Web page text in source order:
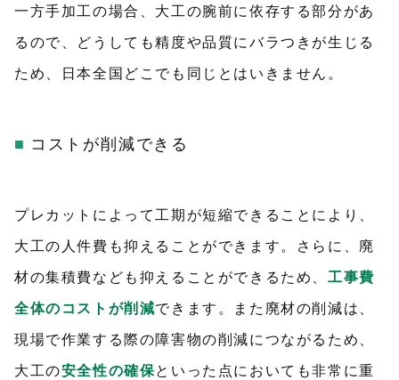
一方手加工の場合、大工の腕前に依存する部分があ
るので、どうしても精度や品質にバラつきが生じる
ため、日本全国どこでも同じとはいきません。
コストが削減できる
プレカットによって工期が短縮できることにより、
大工の人件費も抑えることができます。さらに、廃
材の集積費なども抑えることができるため、 工事費
全体のコストが削減できます。また廃材の削減は、
現場で作業する際の障害物の削減につながるため、
大工の安全性の確保といった点においても非常に重